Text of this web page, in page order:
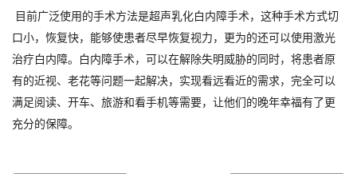
目前广泛使用的手术方法是超声乳化白内障手术，这种手术方式切
口小，恢复快，能够使患者尽早恢复视力，更为的还可以使用激光
治疗白内障。白内障手术，可以在解除失明威胁的同时，将患者原
有的近视、老花等问题一起解决，实现看远看近的需求，完全可以
满足阅读、开车、旅游和看手机等需要，让他们的晚年幸福有了更
充分的保障。